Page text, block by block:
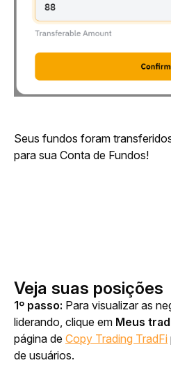
Seus fundos foram
para sua Conta de Fundos!
Veja suas posições
1º passo: Para visualizar as
liderando, clique em Meus
página de Copy Trading TradFi
de usuários.